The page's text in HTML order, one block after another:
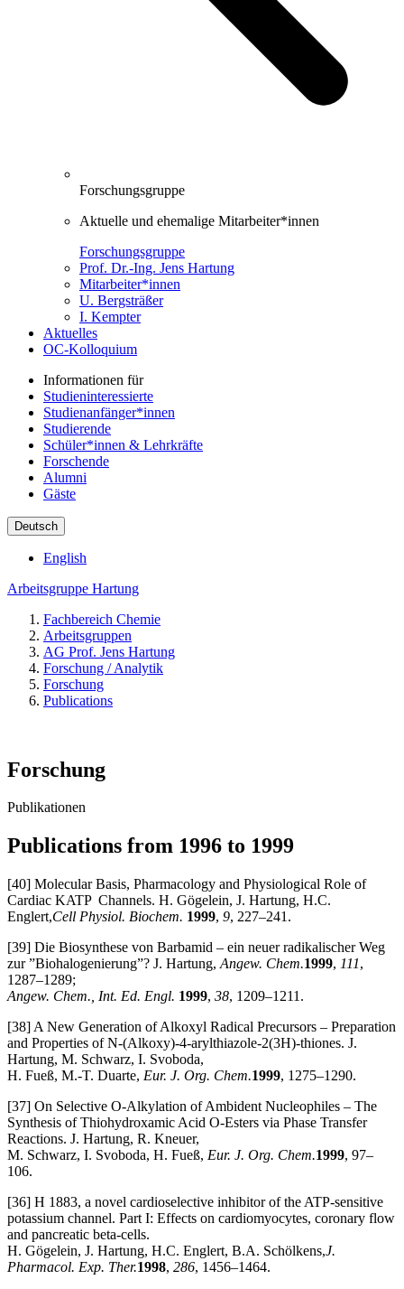
Forschungsgruppe
Aktuelle und ehemalige Mitarbeiter*innen
Forschungsgruppe
Prof. Dr.-Ing. Jens Hartung
Mitarbeiter*innen
U. Bergsträßer
I. Kempter
Aktuelles
OC-Kolloquium
Informationen für
Studieninteressierte
Studienanfänger*innen
Studierende
Schüler*innen & Lehrkräfte
Forschende
Alumni
Gäste
Deutsch
English
Arbeitsgruppe Hartung
Fachbereich Chemie
Arbeitsgruppen
AG Prof. Jens Hartung
Forschung / Analytik
Forschung
Publications
Forschung
Publikationen
Publications from 1996 to 1999
[40] Molecular Basis, Pharmacology and Physiological Role of
Cardiac KATP Channels. H. Gögelein, J. Hartung, H.C.
Englert,Cell Physiol. Biochem. 1999, 9, 227–241.
[39] Die Biosynthese von Barbamid – ein neuer radikalischer Weg
zur ”Biohalogenierung”? J. Hartung, Angew. Chem.1999, 111,
1287–1289;
Angew. Chem., Int. Ed. Engl. 1999, 38, 1209–1211.
[38] A New Generation of Alkoxyl Radical Precursors – Preparation
and Properties of N-(Alkoxy)-4-arylthiazole-2(3H)-thiones. J.
Hartung, M. Schwarz, I. Svoboda,
H. Fueß, M.-T. Duarte, Eur. J. Org. Chem.1999, 1275–1290.
[37] On Selective O-Alkylation of Ambident Nucleophiles – The
Synthesis of Thiohydroxamic Acid O-Esters via Phase Transfer
Reactions. J. Hartung, R. Kneuer,
M. Schwarz, I. Svoboda, H. Fueß, Eur. J. Org. Chem.1999, 97–
106.
[36] H 1883, a novel cardioselective inhibitor of the ATP-sensitive
potassium channel. Part I: Effects on cardiomyocytes, coronary flow
and pancreatic beta-cells.
H. Gögelein, J. Hartung, H.C. Englert, B.A. Schölkens,J.
Pharmacol. Exp. Ther.1998, 286, 1456–1464.